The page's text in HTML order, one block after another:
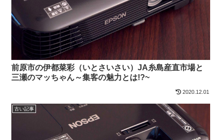
前原市の伊都菜彩（いとさいさい）JA糸島産直市場と
三瀬のマッちゃん～集客の魅力とは!?~
2020.12.01
古い記事